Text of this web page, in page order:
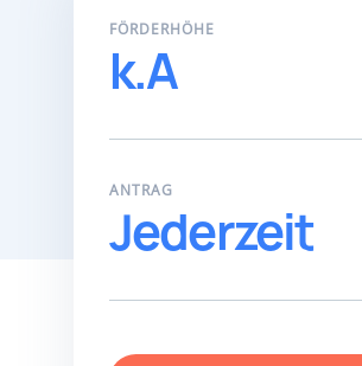
FÖRDERHÖHE
k.A
ANTRAG
Jederzeit